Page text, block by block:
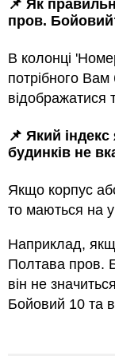
📌 Як
пров.
В колонці
потрібного Вам
відображатися
📌 Який
будинкiв не
Якщо корпус
то маються на
Наприклад,
Полтава пров.
він не
Бойовий 10 та